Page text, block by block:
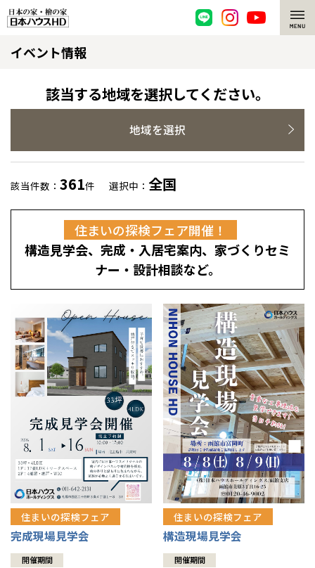
脱炭素・檜の家
環境にやさしい、脱炭素社会の住宅
耐震構造
高耐久住宅
高断熱・高気密の家
エネルギー自給自足
感謝訪問・長期保証
直営工事
1メーターモジュール
冷暖房標準装備
24時間対応コールセンター
デザイン賞各種受賞
セントラルヒーティング
選ばれる理由
檜の魅力 トップ
檜と日本人
1000年を超えて生きる檜
知られざる檜の効果・作用
理想の木材「檜」
注文住宅
グレートステージ
平屋の家
外観・インテリア集
暮らし方提案
住まいのコラム
住まいのお手入れ集
リフォーム トップ
選ばれる理由
リフォームの流れ
介護保険利用で快適リフォーム
賃貸併用住宅のメリット
安心のサポートシステム
展示場案内
分譲住宅・土地
分譲マンション
分譲マンション トップ
ワザックとは
高い信頼性
安心の管理体制
ギャラリー
会社情報
会社情報 トップ
ニュースリリース
代表ごあいさつ
お問い合わせ
会員サイト
イベント情報
該当する地域を選択してください。
地域を選択
該当件数： 361件 選択中： 全国
住まいの探検フェア開催！
構造見学会、完成・入居宅案内、家づくりセミ
ナー・設計相談など。
住まいの探検フェア
完成現場見学会
開催期間
住まいの探検フェア
構造現場見学会
開催期間